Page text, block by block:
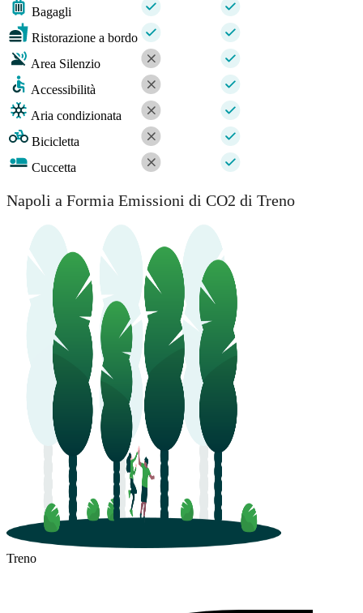
Bagagli
Ristorazione a bordo
Area Silenzio
Accessibilità
Aria condizionata
Bicicletta
Cuccetta
Napoli a Formia Emissioni di CO2 di Treno
Treno